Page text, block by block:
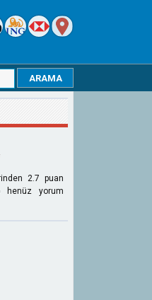
2.7 puan
henüz yorum